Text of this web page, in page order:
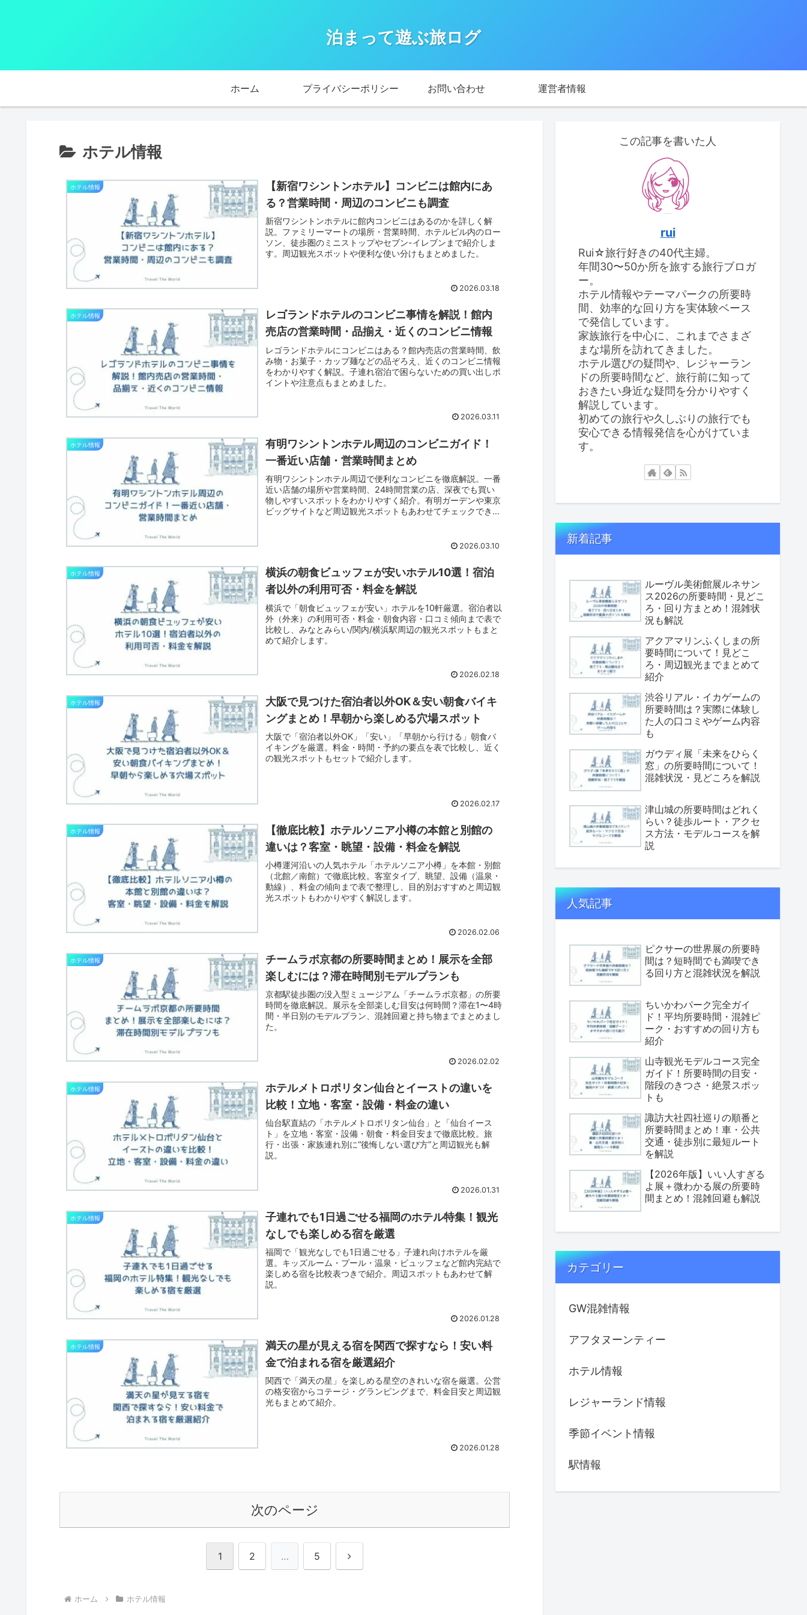
泊まって遊ぶ旅ログ
ホーム プライバシーポリシー お問い合わせ 運営者情報
ホテル情報
ホテル情報
【新宿ワシントンホテル】コンビニは館内にあ
る？営業時間・周辺のコンビニも調査
新宿ワシントンホテルに館内コンビニはあるのかを詳しく解
説。ファミリーマートの場所・営業時間、ホテルビル内のロー
ソン、徒歩圏のミニストップやセブン-イレブンまで紹介しま
す。周辺観光スポットや便利な使い分けもまとめました。
2026.03.18
ホテル情報
レゴランドホテルのコンビニ事情を解説！館内
売店の営業時間・品揃え・近くのコンビニ情報
レゴランドホテルにコンビニはある？館内売店の営業時間、飲
み物・お菓子・カップ麺などの品ぞろえ、近くのコンビニ情報
をわかりやすく解説。子連れ宿泊で困らないための買い出しポ
イントや注意点もまとめました。
2026.03.11
ホテル情報
有明ワシントンホテル周辺のコンビニガイド！
一番近い店舗・営業時間まとめ
有明ワシントンホテル周辺で便利なコンビニを徹底解説。一番
近い店舗の場所や営業時間、24時間営業の店、深夜でも買い
物しやすいスポットをわかりやすく紹介。有明ガーデンや東京
ビッグサイトなど周辺観光スポットもあわせてチェックできま
2026.03.10
ホテル情報
横浜の朝食ビュッフェが安いホテル10選！宿泊
者以外の利用可否・料金を解説
横浜で「朝食ビュッフェが安い」ホテルを10軒厳選。宿泊者以
外（外来）の利用可否・料金・朝食内容・口コミ傾向まで表で
比較し、みなとみらい/関内/横浜駅周辺の観光スポットもまと
めて紹介します。
2026.02.18
ホテル情報
大阪で見つけた宿泊者以外OK＆安い朝食バイキ
ングまとめ！早朝から楽しめる穴場スポット
大阪で「宿泊者以外OK」「安い」「早朝から行ける」朝食バ
イキングを厳選。料金・時間・予約の要点を表で比較し、近く
の観光スポットもセットで紹介します。
2026.02.17
ホテル情報
【徹底比較】ホテルソニア小樽の本館と別館の
違いは？客室・眺望・設備・料金を解説
小樽運河沿いの人気ホテル「ホテルソニア小樽」を本館・別館
（北館／南館）で徹底比較。客室タイプ、眺望、設備（温泉・
動線）、料金の傾向まで表で整理し、目的別おすすめと周辺観
光スポットもわかりやすく解説します。
2026.02.06
ホテル情報
チームラボ京都の所要時間まとめ！展示を全部
楽しむには？滞在時間別モデルプランも
京都駅徒歩圏の没入型ミュージアム「チームラボ京都」の所要
時間を徹底解説。展示を全部楽しむ目安は何時間？滞在1〜4時
間・半日別のモデルプラン、混雑回避と持ち物までまとめまし
た。
2026.02.02
ホテル情報
ホテルメトロポリタン仙台とイーストの違いを
比較！立地・客室・設備・料金の違い
仙台駅直結の「ホテルメトロポリタン仙台」と「仙台イース
ト」を立地・客室・設備・朝食・料金目安まで徹底比較。旅
行・出張・家族連れ別に“後悔しない選び方”と周辺観光も解
説。
2026.01.31
ホテル情報
子連れでも1日過ごせる福岡のホテル特集！観光
なしでも楽しめる宿を厳選
福岡で「観光なしでも1日過ごせる」子連れ向けホテルを厳
選。キッズルーム・プール・温泉・ビュッフェなど館内完結で
楽しめる宿を比較表つきで紹介。周辺スポットもあわせて解
説。
2026.01.28
ホテル情報
満天の星が見える宿を関西で探すなら！安い料
金で泊まれる宿を厳選紹介
関西で「満天の星」を楽しめる星空のきれいな宿を厳選。公営
の格安宿からコテージ・グランピングまで、料金目安と周辺観
光もまとめて紹介。
2026.01.28
次のページ
1 2 … 5 次
ホーム ホテル情報
この記事を書いた人
rui
Rui☆旅行好きの40代主婦。
年間30〜50か所を旅する旅行ブロガ
ー。
ホテル情報やテーマパークの所要時
間、効率的な回り方を実体験ベース
で発信しています。
家族旅行を中心に、これまでさまざ
まな場所を訪れてきました。
ホテル選びの疑問や、レジャーラン
ドの所要時間など、旅行前に知って
おきたい身近な疑問を分かりやすく
解説しています。
初めての旅行や久しぶりの旅行でも
安心できる情報発信を心がけていま
す。
新着記事
ルーヴル美術館展ルネサン
ス2026の所要時間・見どこ
ろ・回り方まとめ！混雑状
況も解説
アクアマリンふくしまの所
要時間について！見どこ
ろ・周辺観光までまとめて
紹介
渋谷リアル・イカゲームの
所要時間は？実際に体験し
た人の口コミやゲーム内容
も
ガウディ展「未来をひらく
窓」の所要時間について！
混雑状況・見どころを解説
津山城の所要時間はどれく
らい？徒歩ルート・アクセ
ス方法・モデルコースを解
説
人気記事
ピクサーの世界展の所要時
間は？短時間でも満喫でき
る回り方と混雑状況を解説
ちいかわパーク完全ガイ
ド！平均所要時間・混雑ピ
ーク・おすすめの回り方も
紹介
山寺観光モデルコース完全
ガイド！所要時間の目安・
階段のきつさ・絶景スポッ
トも
諏訪大社四社巡りの順番と
所要時間まとめ！車・公共
交通・徒歩別に最短ルート
を解説
【2026年版】いい人すぎる
よ展＋微わかる展の所要時
間まとめ！混雑回避も解説
カテゴリー
GW混雑情報
アフタヌーンティー
ホテル情報
レジャーランド情報
季節イベント情報
駅情報